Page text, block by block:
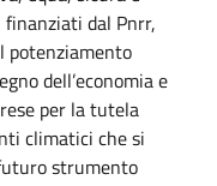
dal Pnrr,
potenziamento
dell’economia e
per la tutela
climatici che si
strumento